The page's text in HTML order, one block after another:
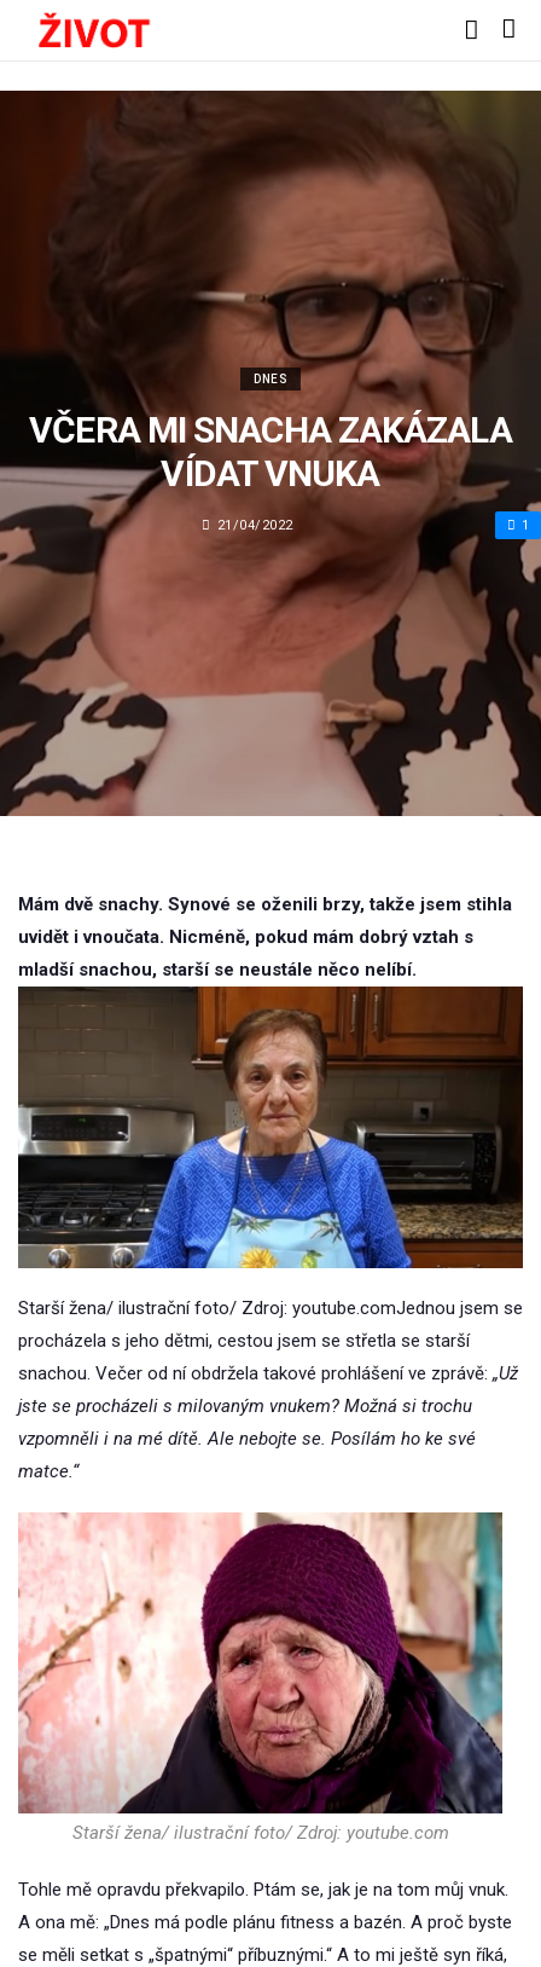
DNES
VČERA MI SNACHA ZAKÁZALA
VÍDAT VNUKA
21/04/2022 1
Mám dvě snachy. Synové se oženili brzy, takže jsem stihla
uvidět i vnoučata. Nicméně, pokud mám dobrý vztah s
mladší snachou, starší se neustále něco nelíbí.
Starší žena/ ilustrační foto/ Zdroj: youtube.comJednou jsem se
procházela s jeho dětmi, cestou jsem se střetla se starší
snachou. Večer od ní obdržela takové prohlášení ve zprávě: „Už
jste se procházeli s milovaným vnukem? Možná si trochu
vzpomněli i na mé dítě. Ale nebojte se. Posílám ho ke své
matce.“
Starší žena/ ilustrační foto/ Zdroj: youtube.com
Tohle mě opravdu překvapilo. Ptám se, jak je na tom můj vnuk.
A ona mě: „Dnes má podle plánu fitness a bazén. A proč byste
se měli setkat s „špatnými“ příbuznými.“ A to mi ještě syn říká,